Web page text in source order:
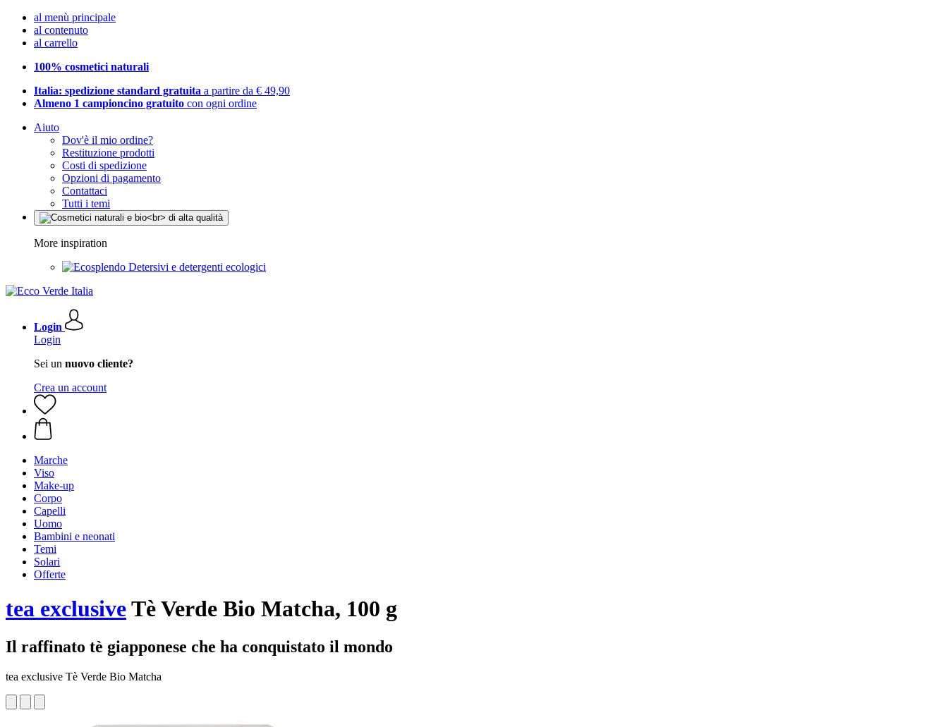
al menù principale
al contenuto
al carrello
100% cosmetici naturali
Italia: spedizione standard gratuita a partire da € 49,90
Almeno 1 campioncino gratuito con ogni ordine
Aiuto
Dov'è il mio ordine?
Restituzione prodotti
Costi di spedizione
Opzioni di pagamento
Contattaci
Tutti i temi
More inspiration
Detersivi e detergenti ecologici
Login
Login
Sei un nuovo cliente?
Crea un account
Marche
Viso
Make-up
Corpo
Capelli
Uomo
Bambini e neonati
Temi
Solari
Offerte
tea exclusiveTè Verde Bio Matcha, 100 g
Il raffinato tè giapponese che ha conquistato il mondo
tea exclusive Tè Verde Bio Matcha